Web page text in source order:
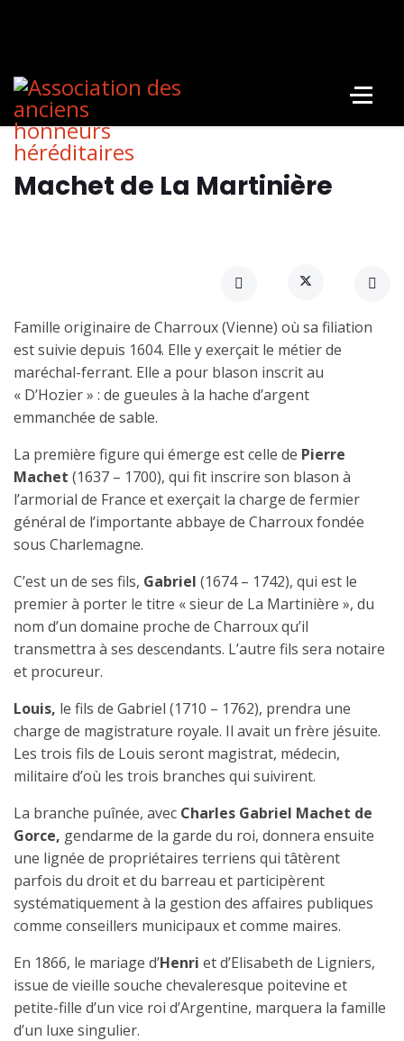
Machet de La Martinière
Famille originaire de Charroux (Vienne) où sa filiation
est suivie depuis 1604. Elle y exerçait le métier de
maréchal-ferrant. Elle a pour blason inscrit au
« D’Hozier » : de gueules à la hache d’argent
emmanchée de sable.
La première figure qui émerge est celle de Pierre
Machet (1637 – 1700), qui fit inscrire son blason à
l’armorial de France et exerçait la charge de fermier
général de l’importante abbaye de Charroux fondée
sous Charlemagne.
C’est un de ses fils, Gabriel (1674 – 1742), qui est le
premier à porter le titre « sieur de La Martinière », du
nom d’un domaine proche de Charroux qu’il
transmettra à ses descendants. L’autre fils sera notaire
et procureur.
Louis, le fils de Gabriel (1710 – 1762), prendra une
charge de magistrature royale. Il avait un frère jésuite.
Les trois fils de Louis seront magistrat, médecin,
militaire d’où les trois branches qui suivirent.
La branche puînée, avec Charles Gabriel Machet de
Gorce, gendarme de la garde du roi, donnera ensuite
une lignée de propriétaires terriens qui tâtèrent
parfois du droit et du barreau et participèrent
systématiquement à la gestion des affaires publiques
comme conseillers municipaux et comme maires.
En 1866, le mariage d’Henri et d’Elisabeth de Ligniers,
issue de vieille souche chevaleresque poitevine et
petite-fille d’un vice roi d’Argentine, marquera la famille
d’un luxe singulier.